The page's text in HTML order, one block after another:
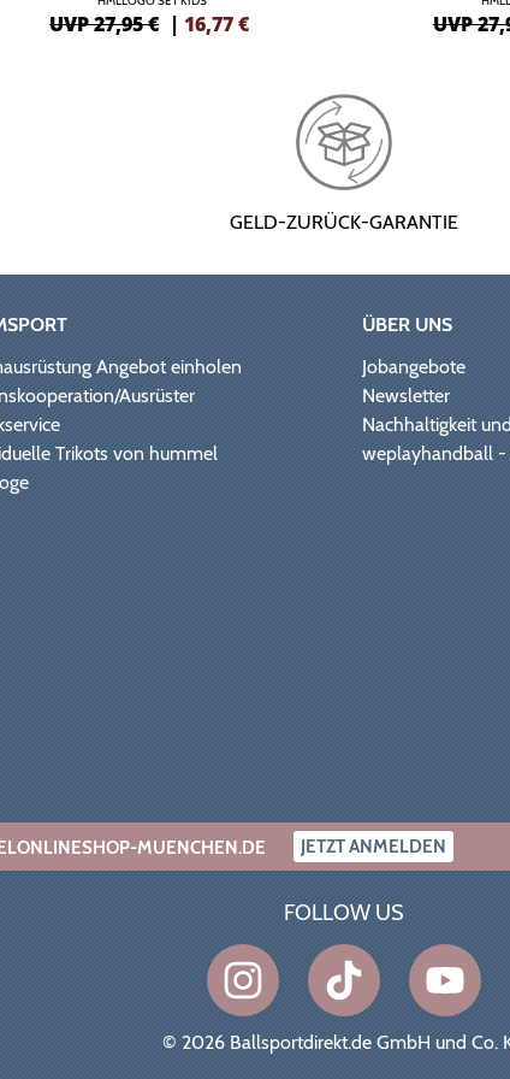
UVP 27,95 € |16,77€ UVP
GELD-ZURÜCK-GARANTIE
Angebot einholen
Ausrüster
Trikots von hummel
ÜBER UNS
Jobangebote
Newsletter
Nachhaltigkeit
weplayhandball
MUENCHEN.DE JETZT ANMELDEN
FOLLOW US
© 2026 Ballsportdirekt.de GmbH und Co.